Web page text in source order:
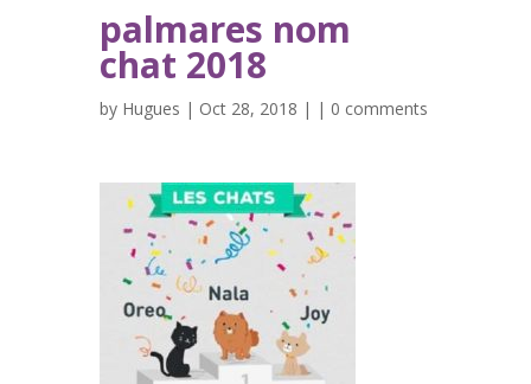
palmares nom
chat 2018
by Hugues | Oct 28, 2018 | | 0 comments